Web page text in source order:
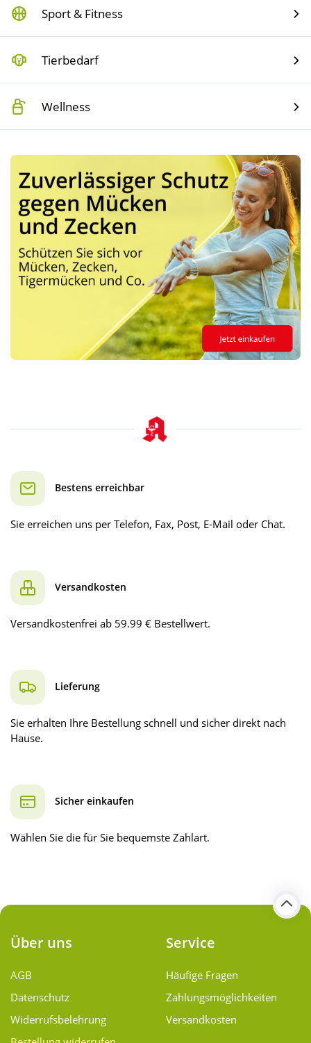
Sport & Fitness
Tierbedarf
Wellness
Bestens erreichbar
Sie erreichen uns per Telefon, Fax, Post, E-Mail oder Chat.
Versandkosten
Versandkostenfrei ab 59.99 € Bestellwert.
Lieferung
Sie erhalten Ihre Bestellung schnell und sicher direkt nach
Hause.
Sicher einkaufen
Wählen Sie die für Sie bequemste Zahlart.
Über uns
AGB
Datenschutz
Widerrufsbelehrung
Service
Häufige Fragen
Zahlungsmöglichkeiten
Versandkosten